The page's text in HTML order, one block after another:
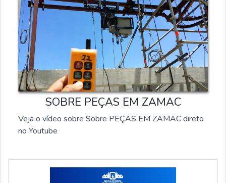
SOBRE PEÇAS EM ZAMAC
Veja o vídeo sobre Sobre PEÇAS EM ZAMAC direto
no Youtube